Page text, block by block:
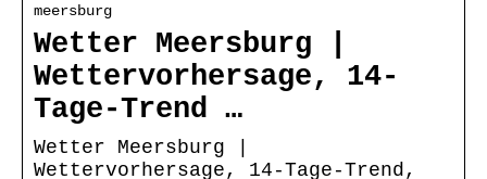
meersburg
Wetter Meersburg |
Wettervorhersage, 14-
Tage-Trend …
Wetter Meersburg |
Wettervorhersage, 14-Tage-Trend,